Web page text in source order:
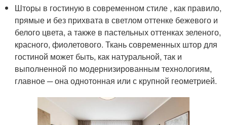
Шторы в гостиную в современном стиле , как правило,
прямые и без прихвата в светлом оттенке бежевого и
белого цвета, а также в пастельных оттенках зеленого,
красного, фиолетового. Ткань современных штор для
гостиной может быть, как натуральной, так и
выполненной по модернизированным технологиям,
главное ─ она однотонная или с крупной геометрией.